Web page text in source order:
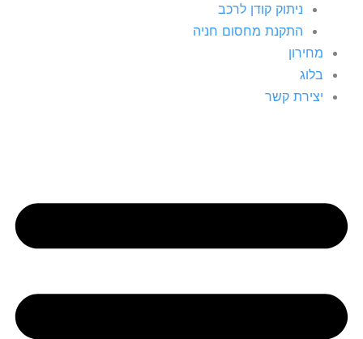
ניתוק קודן לרכב
התקנת מחסום חניה
מחירון
בלוג
יצירת קשר